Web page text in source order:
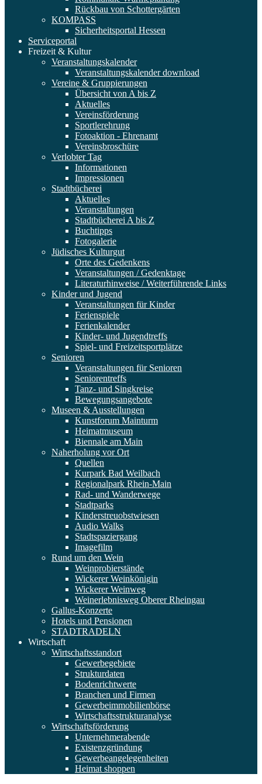
Rückbau von Schottergärten
KOMPASS
Sicherheitsportal Hessen
Serviceportal
Freizeit & Kultur
Veranstaltungskalender
Veranstaltungskalender download
Vereine & Gruppierungen
Übersicht von A bis Z
Aktuelles
Vereinsförderung
Sportlerehrung
Fotoaktion - Ehrenamt
Vereinsbroschüre
Verlobter Tag
Informationen
Impressionen
Stadtbücherei
Aktuelles
Veranstaltungen
Stadtbücherei A bis Z
Buchtipps
Fotogalerie
Jüdisches Kulturgut
Orte des Gedenkens
Veranstaltungen / Gedenktage
Literaturhinweise / Weiterführende Links
Kinder und Jugend
Veranstaltungen für Kinder
Ferienspiele
Ferienkalender
Kinder- und Jugendtreffs
Spiel- und Freizeitsportplätze
Senioren
Veranstaltungen für Senioren
Seniorentreffs
Tanz- und Singkreise
Bewegungsangebote
Museen & Ausstellungen
Kunstforum Mainturm
Heimatmuseum
Biennale am Main
Naherholung vor Ort
Quellen
Kurpark Bad Weilbach
Regionalpark Rhein-Main
Rad- und Wanderwege
Stadtparks
Kinderstreuobstwiesen
Audio Walks
Stadtspaziergang
Imagefilm
Rund um den Wein
Weinprobierstände
Wickerer Weinkönigin
Wickerer Weinweg
Weinerlebnisweg Oberer Rheingau
Gallus-Konzerte
Hotels und Pensionen
STADTRADELN
Wirtschaft
Wirtschaftsstandort
Gewerbegebiete
Strukturdaten
Bodenrichtwerte
Branchen und Firmen
Gewerbeimmobilienbörse
Wirtschaftsstrukturanalyse
Wirtschaftsförderung
Unternehmerabende
Existenzgründung
Gewerbeangelegenheiten
Heimat shoppen